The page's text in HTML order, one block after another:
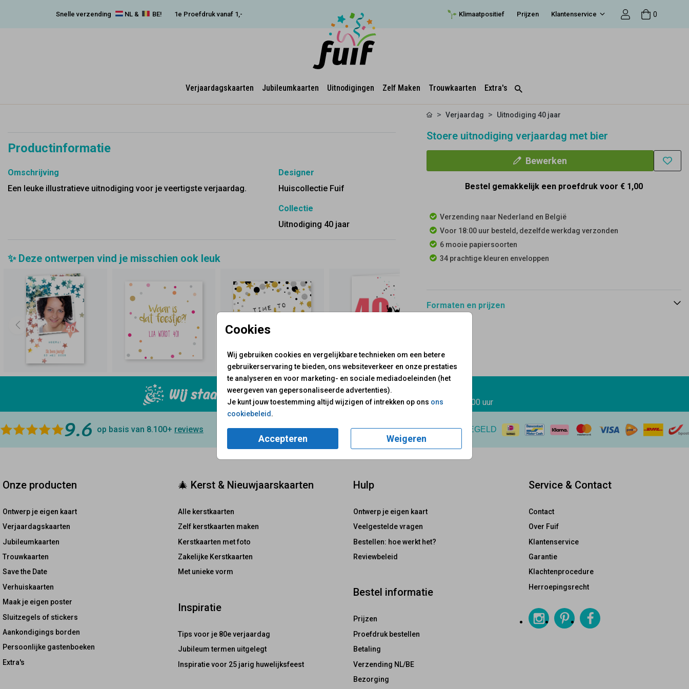
Snelle verzending NL & BE! 1e Proefdruk vanaf 1,- Klimaatpositief Prijzen Klantenservice 0
Verjaardagskaarten Jubileumkaarten Uitnodigingen Zelf Maken Trouwkaarten Extra's
Cookies
Wij gebruiken cookies en vergelijkbare technieken om een betere
gebruikerservaring te bieden, ons websiteverkeer en onze prestaties
te analyseren en voor marketing- en sociale mediadoeleinden (het
weergeven van gepersonaliseerde advertenties).
Je kunt jouw toestemming altijd wijzigen of intrekken op ons ons
cookiebeleid .
Accepteren Weigeren
Productinformatie
Omschrijving
Een leuke illustratieve uitnodiging voor je veertigste verjaardag.
Designer
Huiscollectie Fuif
Collectie
Uitnodiging 40 jaar
✨ Deze ontwerpen vind je misschien ook leuk
Verjaardag Uitnodiging 40 jaar
Stoere uitnodiging verjaardag met bier
Bewerken
Bestel gemakkelijk een proefdruk voor € 1,00
Verzending naar Nederland en België
Voor 18:00 uur besteld, dezelfde werkdag verzonden
6 mooie papiersoorten
34 prachtige kleuren enveloppen
Formaten en prijzen
Wij staan voor je klaar! Mail ons:
Op werkdagen van10.00 - 17.00 uur
9.6 op basis van 8.100+ reviews GOED GEREGELD
Onze producten
Ontwerp je eigen kaart
Verjaardagskaarten
Jubileumkaarten
Trouwkaarten
Save the Date
Verhuiskaarten
Maak je eigen poster
Sluitzegels of stickers
Aankondigings borden
Persoonlijke gastenboeken
Extra's
🎄 Kerst & Nieuwjaarskaarten
Alle kerstkaarten
Zelf kerstkaarten maken
Kerstkaarten met foto
Zakelijke Kerstkaarten
Met unieke vorm
Inspiratie
Tips voor je 80e verjaardag
Jubileum termen uitgelegt
Inspiratie voor 25 jarig huwelijksfeest
Hulp
Ontwerp je eigen kaart
Veelgestelde vragen
Bestellen: hoe werkt het?
Reviewbeleid
Bestel informatie
Prijzen
Proefdruk bestellen
Betaling
Verzending NL/BE
Bezorging
Service & Contact
Contact
Over Fuif
Klantenservice
Garantie
Klachtenprocedure
Herroepingsrecht